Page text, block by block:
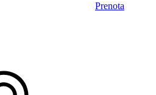
Prenota